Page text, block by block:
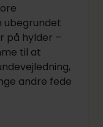
ubegrundet
på hylder –
til at
andre fede